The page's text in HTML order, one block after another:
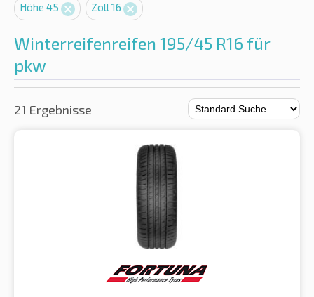
Höhe 45 Zoll 16
Winterreifenreifen 195/45 R16 für
pkw
21 Ergebnisse